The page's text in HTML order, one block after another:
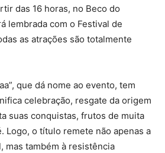
das 16 horas, no Beco do
lembrada com o Festival de
as atrações são totalmente
que dá nome ao evento, tem
celebração, resgate da origem
suas conquistas, frutos de muita
Logo, o título remete não apenas a
mas também à resistência